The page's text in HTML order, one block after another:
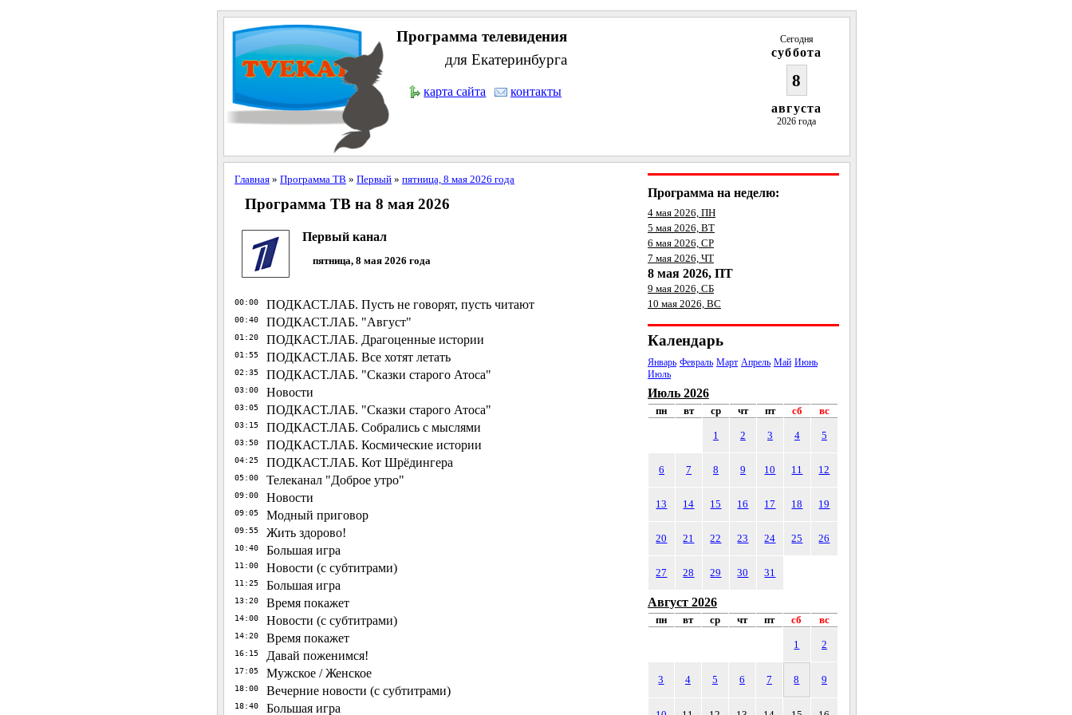
Программа телевидения
для Екатеринбурга
карта сайта контакты
Сегодня
суббота
8
августа
2026 года
Главная» Программа ТВ » Первый» пятница, 8 мая 2026 года
Программа ТВ на 8 мая 2026
Первый канал
пятница, 8 мая 2026 года
00:00 ПОДКАСТ.ЛАБ. Пусть не говорят, пусть читают
00:40 ПОДКАСТ.ЛАБ. "Август"
01:20 ПОДКАСТ.ЛАБ. Драгоценные истории
01:55 ПОДКАСТ.ЛАБ. Все хотят летать
02:35 ПОДКАСТ.ЛАБ. "Сказки старого Атоса"
03:00 Новости
03:05 ПОДКАСТ.ЛАБ. "Сказки старого Атоса"
03:15 ПОДКАСТ.ЛАБ. Собрались с мыслями
03:50 ПОДКАСТ.ЛАБ. Космические истории
04:25 ПОДКАСТ.ЛАБ. Кот Шрёдингера
05:00 Телеканал "Доброе утро"
09:00 Новости
09:05 Модный приговор
09:55 Жить здорово!
10:40 Большая игра
11:00 Новости (с субтитрами)
11:25 Большая игра
13:20 Время покажет
14:00 Новости (с субтитрами)
14:20 Время покажет
16:15 Давай поженимся!
17:05 Мужское / Женское
18:00 Вечерние новости (с субтитрами)
18:40 Большая игра
Программа на неделю:
4 мая 2026, ПН
5 мая 2026, ВТ
6 мая 2026, СР
7 мая 2026, ЧТ
8 мая 2026, ПТ
9 мая 2026, СБ
10 мая 2026, ВС
Календарь
Январь Февраль Март Апрель Май Июнь
Июль
Июль 2026
пн вт ср чт пт сб вс
1 2 3 4 5
6 7 8 9 10 11 12
13 14 15 16 17 18 19
20 21 22 23 24 25 26
27 28 29 30 31
Август 2026
пн вт ср чт пт сб вс
1 2
3 4 5 6 7 8 9